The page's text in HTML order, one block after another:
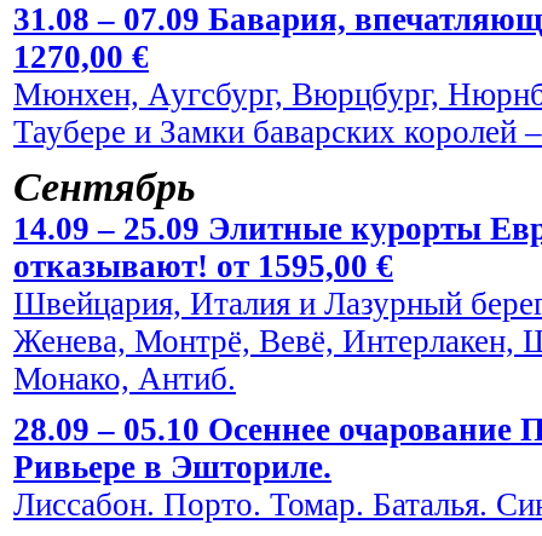
31.08 – 07.09 Бавария,
1270,00 €
Мюнхен, Аугсбург, Вюрцбург,
Таубере и Замки баварских
Сентябрь
14.09 – 25.09 Элитные курорты
отказывают! от 1595,00 €
Швейцария, Италия и Лазурный
Женева, Монтрё, Вевё,
Монако, Антиб.
28.09 – 05.10 Осеннее
Ривьере в Эшториле.
Лиссабон. Порто. Томар. Баталья.